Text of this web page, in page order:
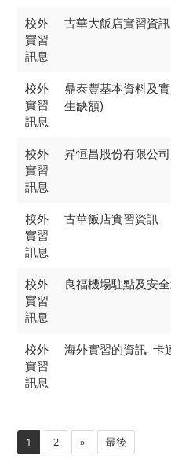
校外
實習
訊息
古華大飯店實習資訊
校外
實習
訊息
鼎泰豐基本資料及
生缺額)
校外
實習
訊息
昇恒昌股份有限公
校外
實習
訊息
古華飯店實習資訊
校外
實習
訊息
良福機場駐點及安
校外
實習
訊息
海外實習的資訊卡
1 2 » 最後